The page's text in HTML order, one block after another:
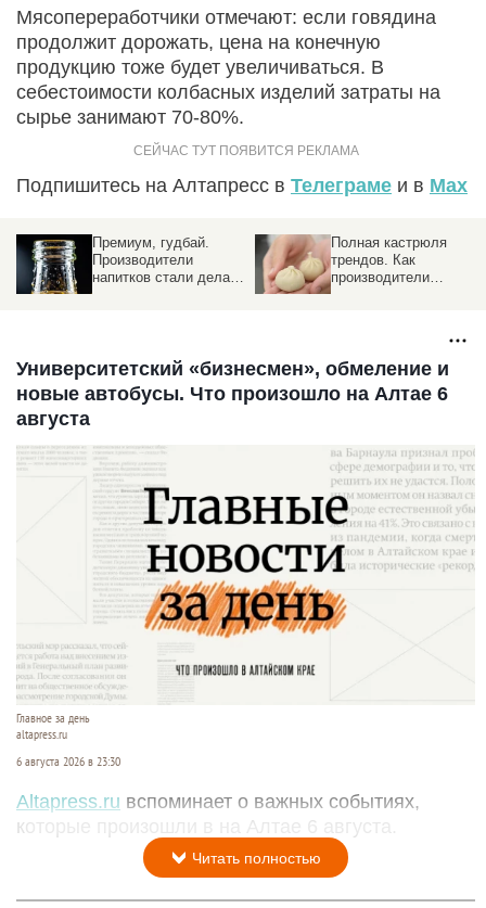
Мясопереработчики отмечают: если говядина
продолжит дорожать, цена на конечную
продукцию тоже будет увеличиваться. В
себестоимости колбасных изделий затраты на
сырье занимают 70-80%.
Подпишитесь на Алтапресс в Телеграме и в Max
Премиум, гудбай.
Производители
напитков стали делать
Полная кастрюля
трендов. Как
производители
Университетский «бизнесмен», обмеление и
новые автобусы. Что произошло на Алтае 6
августа
Главное за день
altapress.ru
6 августа 2026 в 23:30
Altapress.ru вспоминает о важных событиях,
которые произошли в на Алтае 6 августа.
Читать полностью